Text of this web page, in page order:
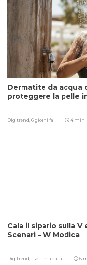
Dermatite da acqua
proteggere la pelle
Digitrend,6 giorni fa 4 min
Cala il sipario sulla
Scenari – W Modica
Digitrend,1 settimana fa 6